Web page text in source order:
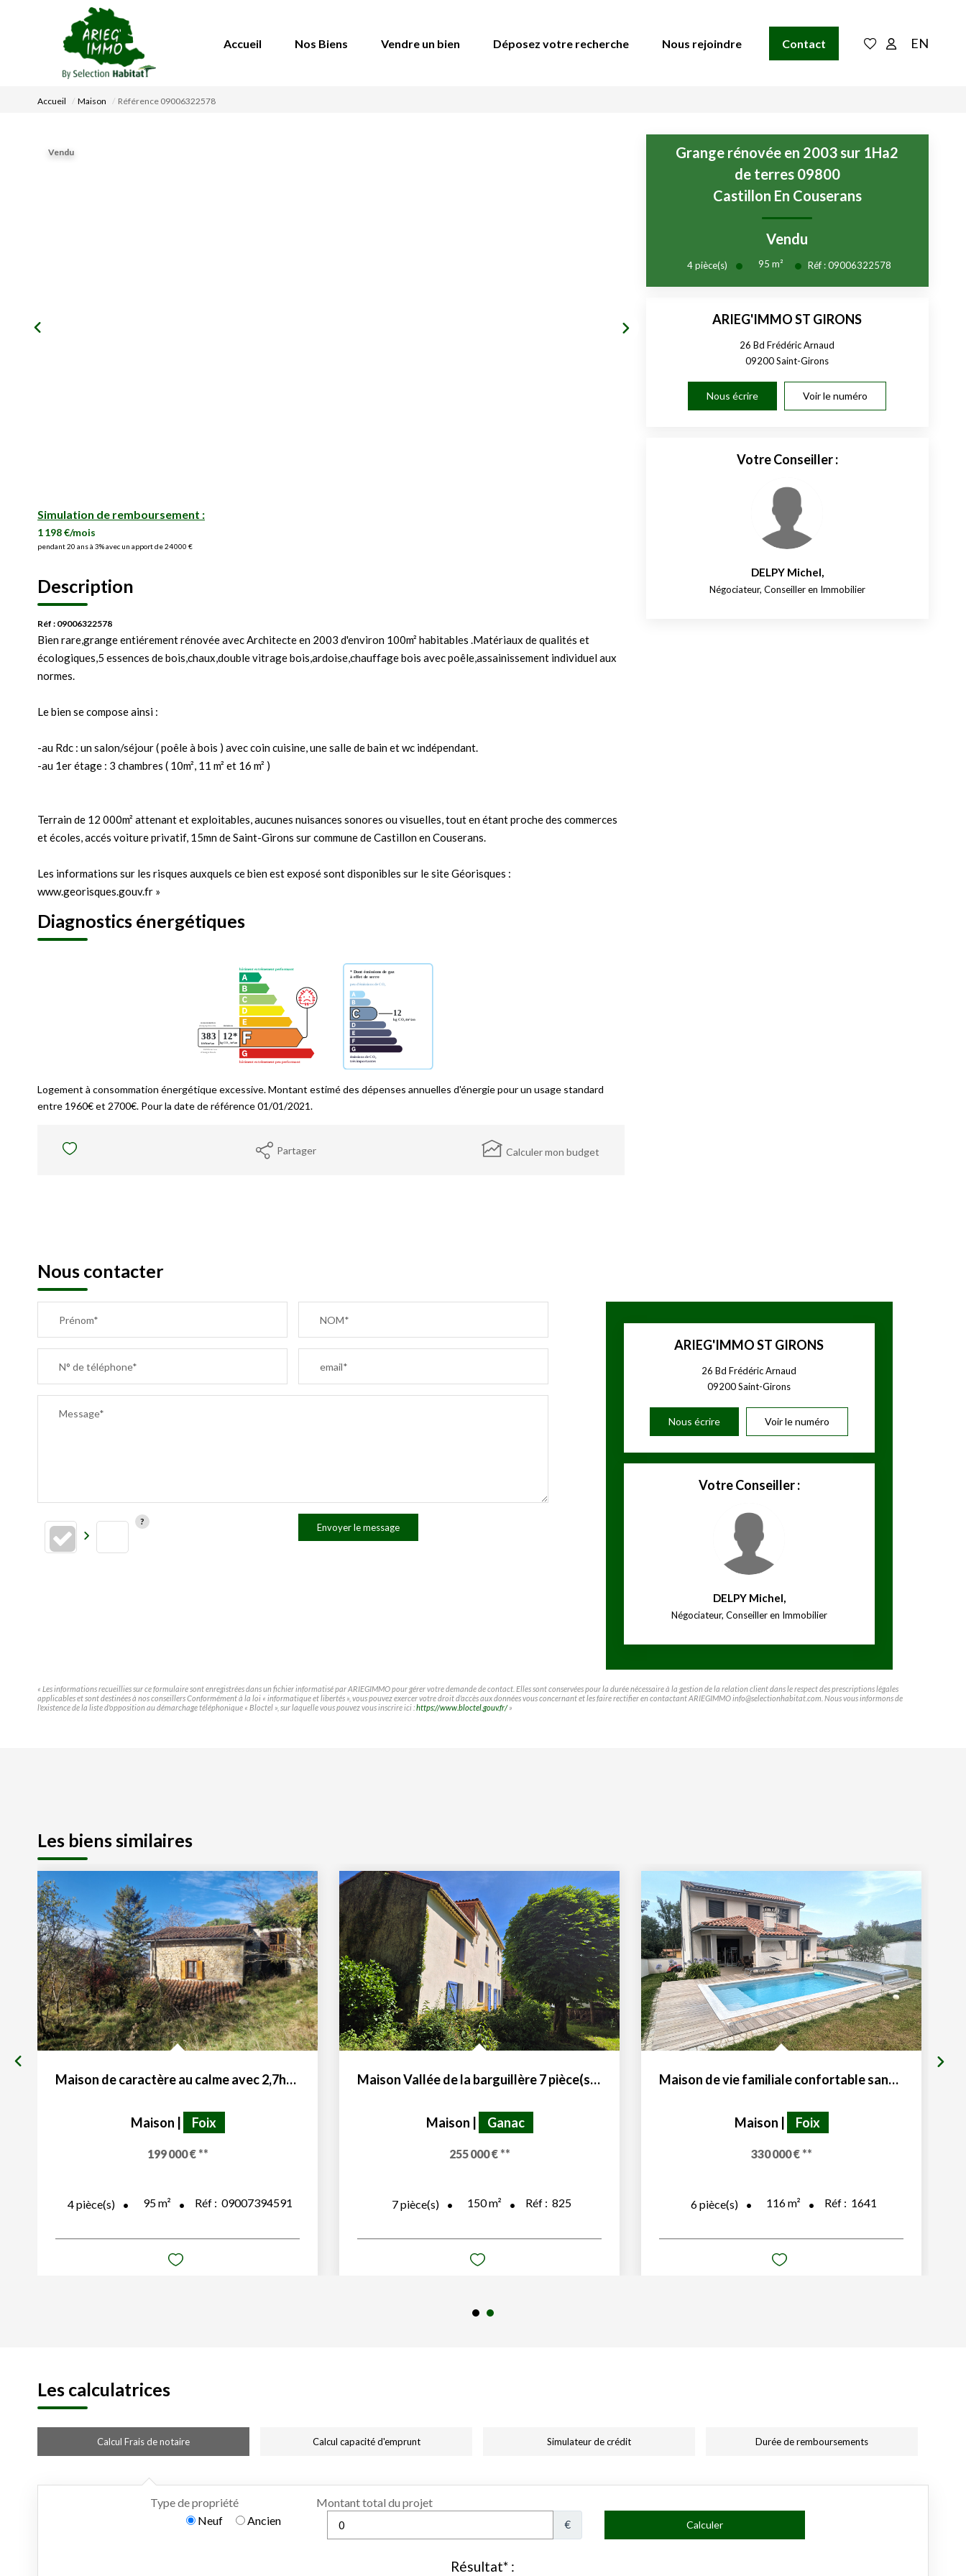
Accueil Nos Biens Vendre un bien Déposez votre recherche Nous rejoindre Contact EN
Accueil Maison Référence 09006322578
Vendu
Simulation de remboursement :
1 198 €/mois
pendant 20 ans à 3% avec un apport de 24 000 €
Description
Réf : 09006322578
Bien rare,grange entiérement rénovée avec Architecte en 2003 d'environ 100m² habitables .Matériaux de qualités et
écologiques,5 essences de bois,chaux,double vitrage bois,ardoise,chauffage bois avec poêle,assainissement individuel aux
normes.
Le bien se compose ainsi :
-au Rdc : un salon/séjour ( poêle à bois ) avec coin cuisine, une salle de bain et wc indépendant.
-au 1er étage : 3 chambres ( 10m², 11 m² et 16 m² )
Terrain de 12 000m² attenant et exploitables, aucunes nuisances sonores ou visuelles, tout en étant proche des commerces
et écoles, accés voiture privatif, 15mn de Saint-Girons sur commune de Castillon en Couserans.
Les informations sur les risques auxquels ce bien est exposé sont disponibles sur le site Géorisques :
www.georisques.gouv.fr »
Diagnostics énergétiques
Logement à consommation énergétique excessive. Montant estimé des dépenses annuelles d'énergie pour un usage standard
entre 1960€ et 2700€. Pour la date de référence 01/01/2021.
Partager Calculer mon budget
Grange rénovée en 2003 sur 1Ha2
de terres 09800
Castillon En Couserans
Vendu
4pièce(s) 95m² Réf :09006322578
ARIEG'IMMO ST GIRONS
26 Bd Frédéric Arnaud
09200Saint-Girons
Nous écrire Voir le numéro
Votre Conseiller :
DELPY Michel,
Négociateur, Conseiller en Immobilier
Nous contacter
Prénom* NOM*
N° de téléphone* email*
Message*
Envoyer le message
ARIEG'IMMO ST GIRONS
26 Bd Frédéric Arnaud
09200Saint-Girons
Nous écrire Voir le numéro
Votre Conseiller :
DELPY Michel,
Négociateur, Conseiller en Immobilier
« Les informations recueillies sur ce formulaire sont enregistrées dans un fichier informatisé par ARIEGIMMO pour gérer votre demande de contact. Elles sont conservées pour la durée nécessaire à la gestion de la relation client dans le respect des prescriptions légales
applicables et sont destinées à nos conseillers Conformément à la loi « informatique et libertés », vous pouvez exercer votre droit d'accès aux données vous concernant et les faire rectifier en contactant ARIEGIMMO info@selectionhabitat.com. Nous vous informons de
l'existence de la liste d'opposition au démarchage téléphonique « Bloctel », sur laquelle vous pouvez vous inscrire ici :https://www.bloctel.gouv.fr/»
Les biens similaires
Maison de caractère au calme avec 2,7ha de terrain
Maison Foix
199 000 €**
4pièce(s) 95m² Réf : 09007394591
Maison Vallée de la barguillère 7 pièce(s) 150 m2 avec...
Maison Ganac
255 000 €**
7pièce(s) 150m² Réf : 825
Maison de vie familiale confortable sans travaux avec...
Maison Foix
330 000 €**
6pièce(s) 116m² Réf : 1641
Les calculatrices
Calcul Frais de notaire Calcul capacité d'emprunt Simulateur de crédit Durée de remboursements